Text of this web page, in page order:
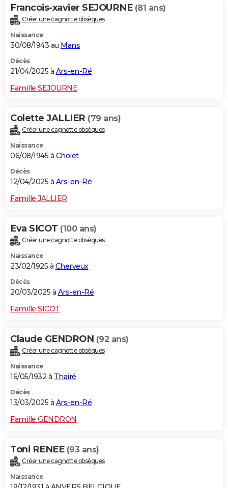
Francois-xavier SEJOURNE (81 ans)
Créer une cagnotte obsèques
Naissance
30/08/1943 au Mans
Décès
21/04/2025 à Ars-en-Ré
Famille SEJOURNE
Colette JALLIER (79 ans)
Créer une cagnotte obsèques
Naissance
06/08/1945 à Cholet
Décès
12/04/2025 à Ars-en-Ré
Famille JALLIER
Eva SICOT (100 ans)
Créer une cagnotte obsèques
Naissance
23/02/1925 à Cherveux
Décès
20/03/2025 à Ars-en-Ré
Famille SICOT
Claude GENDRON (92 ans)
Créer une cagnotte obsèques
Naissance
16/05/1932 à Thairé
Décès
13/03/2025 à Ars-en-Ré
Famille GENDRON
Toni RENEE (93 ans)
Créer une cagnotte obsèques
Naissance